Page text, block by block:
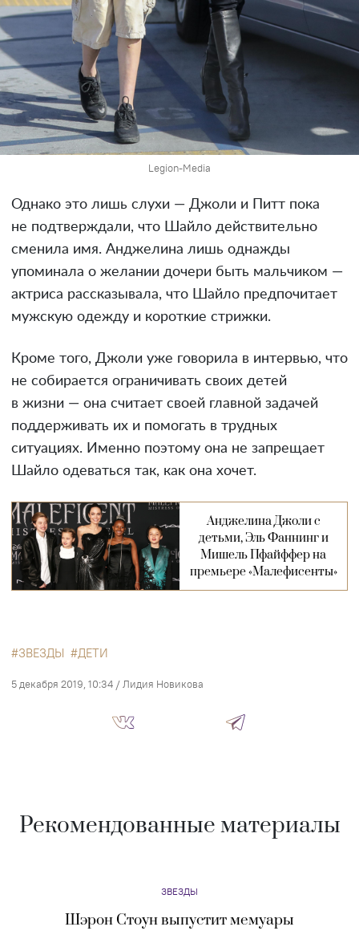
Legion-Media
Однако это лишь слухи — Джоли и Питт пока
не подтверждали, что Шайло действительно
сменила имя. Анджелина лишь однажды
упоминала о желании дочери быть мальчиком —
актриса рассказывала, что Шайло предпочитает
мужскую одежду и короткие стрижки.
Кроме того, Джоли уже говорила в интервью, что
не собирается ограничивать своих детей
в жизни — она считает своей главной задачей
поддерживать их и помогать в трудных
ситуациях. Именно поэтому она не запрещает
Шайло одеваться так, как она хочет.
Анджелина Джоли с
детьми, Эль Фаннинг и
Мишель Пфайффер на
премьере «Малефисенты»
ЗВЕЗДЫ ДЕТИ
5 декабря 2019, 10:34 /Лидия Новикова
Рекомендованные материалы
ЗВЕЗДЫ
Шэрон Стоун выпустит мемуары